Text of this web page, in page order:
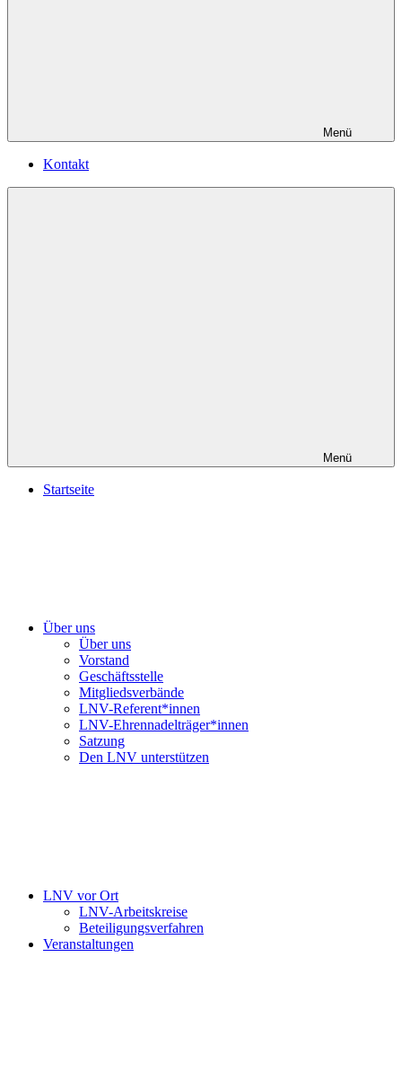
Menü
Kontakt
Menü
Startseite
Über uns
Über uns
Vorstand
Geschäftsstelle
Mitgliedsverbände
LNV-Referent*innen
LNV-Ehrennadelträger*innen
Satzung
Den LNV unterstützen
LNV vor Ort
LNV-Arbeitskreise
Beteiligungsverfahren
Veranstaltungen